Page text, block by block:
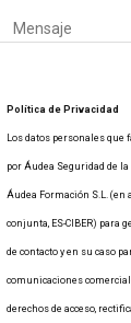
Política de Privacidad
Los datos personales que
por Áudea Seguridad de la
Áudea Formación S.L. (en
conjunta, ES-CIBER) para
de contacto y en su caso
comunicaciones
derechos de acceso,